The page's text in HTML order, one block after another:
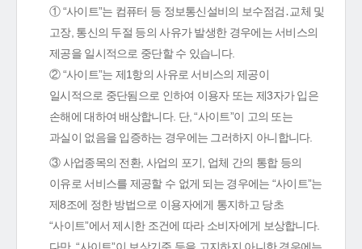
① “사이트”는 컴퓨터 등 정보통신설비의 보수점검․교체 및
고장, 통신의 두절 등의 사유가 발생한 경우에는 서비스의
제공을 일시적으로 중단할 수 있습니다.
② “사이트”는 제1항의 사유로 서비스의 제공이
일시적으로 중단됨으로 인하여 이용자 또는 제3자가 입은
손해에 대하여 배상합니다. 단, “사이트”이 고의 또는
과실이 없음을 입증하는 경우에는 그러하지 아니합니다.
③ 사업종목의 전환, 사업의 포기, 업체 간의 통합 등의
이유로 서비스를 제공할 수 없게 되는 경우에는 “사이트”는
제8조에 정한 방법으로 이용자에게 통지하고 당초
“사이트”에서 제시한 조건에 따라 소비자에게 보상합니다.